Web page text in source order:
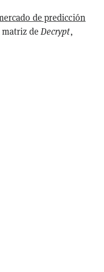
de predicción
de Decrypt,